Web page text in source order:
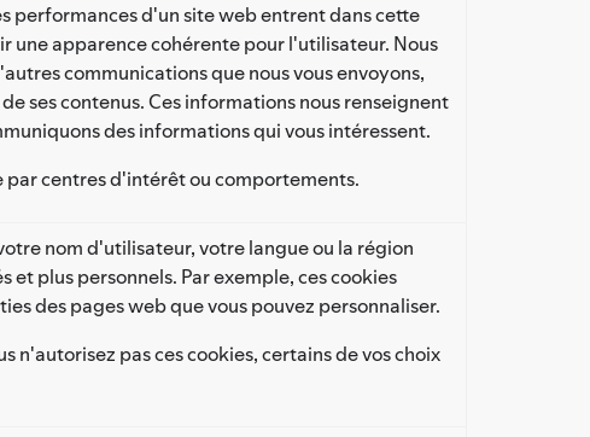
performances d'un site web entrent dans cette
une apparence cohérente pour l'utilisateur. Nous
communications que nous vous envoyons,
ses contenus. Ces informations nous renseignent
des informations qui vous intéressent.
par centres d'intérêt ou comportements.
nom d'utilisateur, votre langue ou la région
plus personnels. Par exemple, ces cookies
des pages web que vous pouvez personnaliser.
n'autorisez pas ces cookies, certains de vos choix